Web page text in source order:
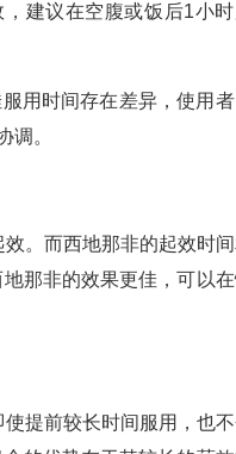
建议在空腹或饭后1小时
用时间存在差异，使用
调。
。而西地那非的起效时
那非的效果更佳，可以
提前较长时间服用，也